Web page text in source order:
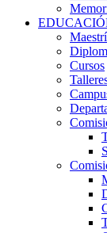
Cursos